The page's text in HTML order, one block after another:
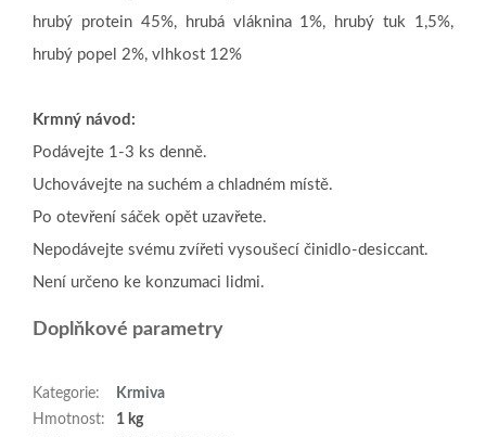
hrubý protein 45%, hrubá vláknina 1%, hrubý tuk 1,5%,
hrubý popel 2%, vlhkost 12%
Krmný návod:
Podávejte 1-3 ks denně.
Uchovávejte na suchém a chladném místě.
Po otevření sáček opět uzavřete.
Nepodávejte svému zvířeti vysoušecí činidlo-desiccant.
Není určeno ke konzumaci lidmi.
Doplňkové parametry
Kategorie:
Krmiva
Hmotnost:
1 kg